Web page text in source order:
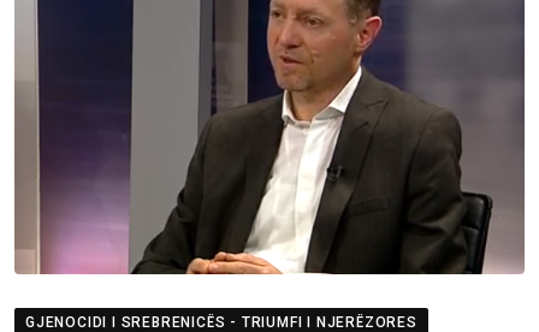
GJENOCIDI I SREBRENICËS - TRIUMFI I NJERËZORES